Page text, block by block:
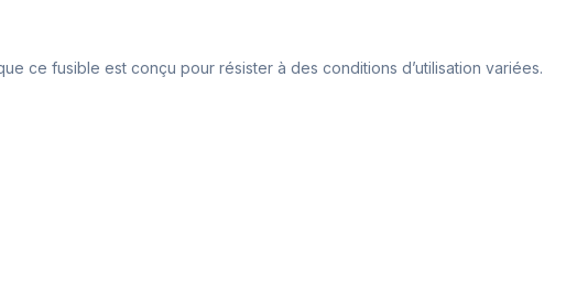
ce fusible est conçu pour résister à des conditions d’utilisation variées.